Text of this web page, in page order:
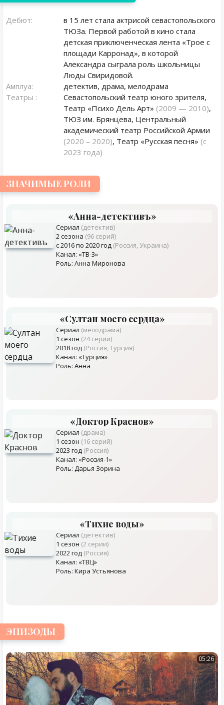
Дебют:
в 15 лет стала актрисой севастопольского
ТЮЗа. Первой работой в кино стала
детская приключенческая лента «Трое с
площади Карронад», в которой
Александра сыграла роль школьницы
Люды Свиридовой.
Амплуа:
детектив, драма, мелодрама
Театры :
Севастопольский театр юного зрителя,
Театр «Психо Дель Арт» (2009 — 2010),
ТЮЗ им. Брянцева, Центральный
академический театр Российской Армии
(2020 – 2020), Театр «Русская песня» (с
2023 года)
ЗНАЧИМЫЕ РОЛИ
«Анна-детективъ»
Сериал (детектив)
2 сезона (96 серий)
с 2016 по 2020 год (Россия, Украина)
Канал: «ТВ-3»
Роль: Анна Миронова
«Султан моего сердца»
Сериал (мелодрама)
1 сезон (24 серии)
2018 год (Россия, Турция)
Канал: «Турция»
Роль: Анна
«Доктор Краснов»
Сериал (драма)
1 сезон (16 серий)
2023 год (Россия)
Канал: «Россия-1»
Роль: Дарья Зорина
«Тихие воды»
Сериал (детектив)
1 сезон (2 серии)
2022 год (Россия)
Канал: «ТВЦ»
Роль: Кира Устьянова
ЭПИЗОДЫ
05:26